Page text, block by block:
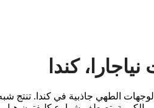
كندا
الوجهات الطهي جاذبية في كندا.